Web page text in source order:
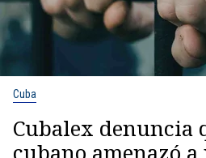
Cuba
Cubalex denuncia
cubano amenazó a